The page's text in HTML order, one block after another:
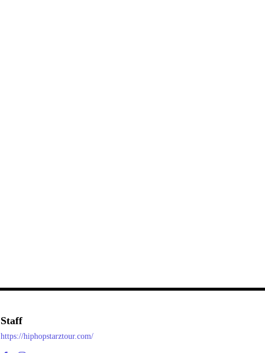
Staff
https://hiphopstarztour.com/